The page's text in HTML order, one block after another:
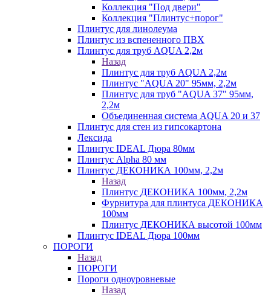
Коллекция "Под двери"
Коллекция "Плинтус+порог"
Плинтус для линолеума
Плинтус из вспененного ПВХ
Плинтус для труб AQUA 2,2м
Назад
Плинтус для труб AQUA 2,2м
Плинтус "AQUA 20" 95мм, 2,2м
Плинтус для труб "AQUA 37" 95мм,
2,2м
Объединенная система AQUA 20 и 37
Плинтус для стен из гипсокартона
Лексида
Плинтус IDEAL Дюра 80мм
Плинтус Alpha 80 мм
Плинтус ДЕКОНИКА 100мм, 2,2м
Назад
Плинтус ДЕКОНИКА 100мм, 2,2м
Фурнитура для плинтуса ДЕКОНИКА
100мм
Плинтус ДЕКОНИКА высотой 100мм
Плинтус IDEAL Дюра 100мм
ПОРОГИ
Назад
ПОРОГИ
Пороги одноуровневые
Назад